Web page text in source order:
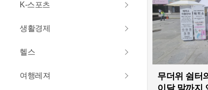
K-스포츠
생활경제
헬스
여행레져
무더위 쉼터
이달 말까지